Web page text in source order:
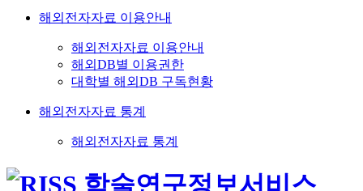
해외전자자료 이용안내
해외전자자료 이용안내
해외DB별 이용권한
대학별 해외DB 구독현황
해외전자자료 통계
해외전자자료 통계